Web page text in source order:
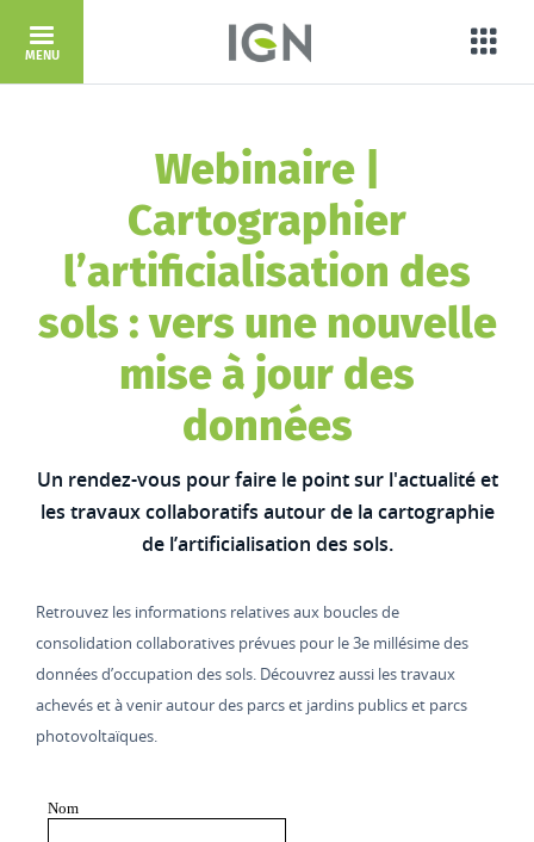
Aller au contenu principal
MENU
Webinaire |
Cartographier
l’artificialisation des
sols : vers une nouvelle
mise à jour des
données
Un rendez-vous pour faire le point sur l'actualité et
les travaux collaboratifs autour de la cartographie
de l’artificialisation des sols.
Retrouvez les informations relatives aux boucles de
consolidation collaboratives prévues pour le 3e millésime des
données d’occupation des sols. Découvrez aussi les travaux
achevés et à venir autour des parcs et jardins publics et parcs
photovoltaïques.